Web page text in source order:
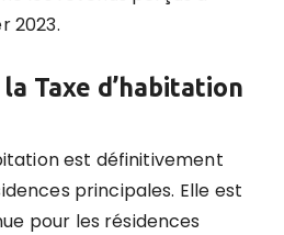
2023.
Taxe d’habitation
est définitivement
principales. Elle est
pour les résidences